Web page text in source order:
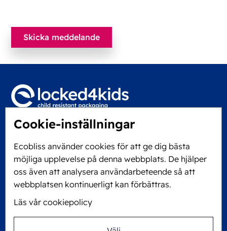
Cookie-inställningar
Ecobliss använder cookies för att ge dig bästa
möjliga upplevelse på denna webbplats. De hjälper
oss även att analysera användarbeteende så att
webbplatsen kontinuerligt kan förbättras.
Läs vår cookiepolicy
Locked4Kids B.V.
6101 XJ Echt, The Netherlands
KVK: 60610182
+31 475 390 550